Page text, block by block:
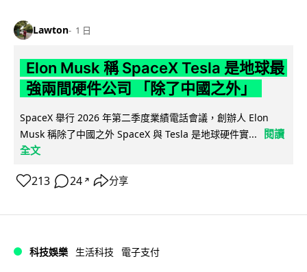
Lawton 1 日
Elon Musk 稱 SpaceX Tesla 是地球最
強兩間硬件公司 「除了中國之外」
SpaceX 舉行 2026 年第二季度業績電話會議，創辦人 Elon
Musk 稱除了中國之外 SpaceX 與 Tesla 是地球硬件實...
閱讀
全文
213 24 ↗ 分享
科技娛樂 生活科技 電子支付